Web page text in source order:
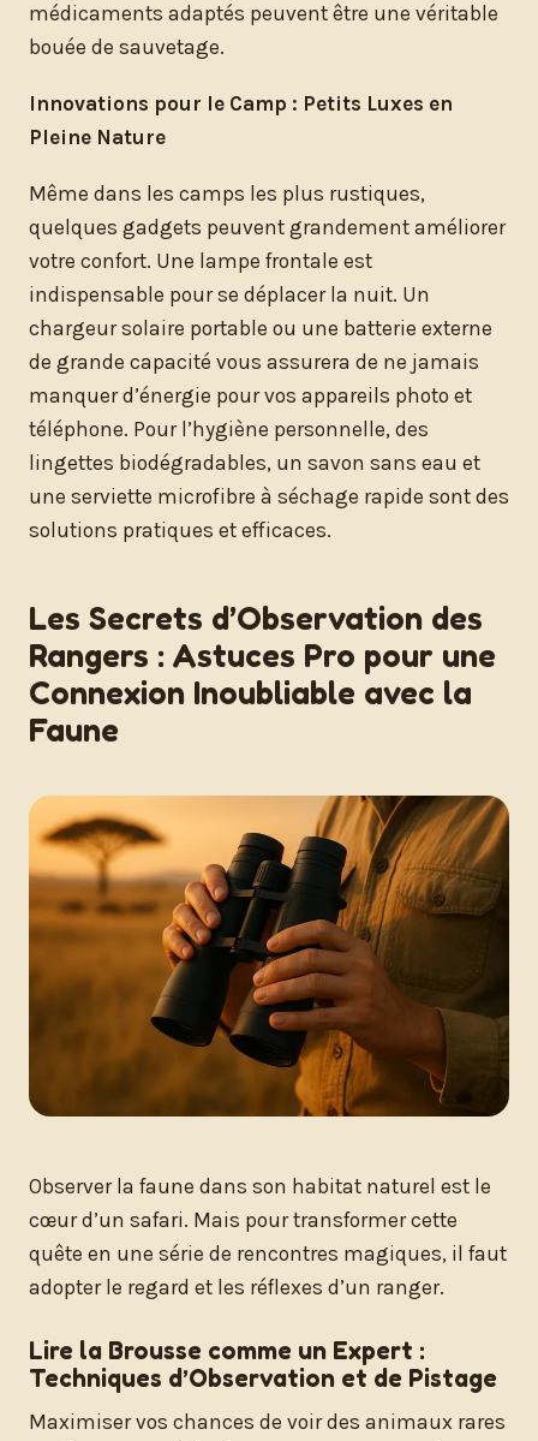
médicaments adaptés peuvent être une véritable
bouée de sauvetage.
Innovations pour le Camp : Petits Luxes en
Pleine Nature
Même dans les camps les plus rustiques,
quelques gadgets peuvent grandement améliorer
votre confort. Une lampe frontale est
indispensable pour se déplacer la nuit. Un
chargeur solaire portable ou une batterie externe
de grande capacité vous assurera de ne jamais
manquer d’énergie pour vos appareils photo et
téléphone. Pour l’hygiène personnelle, des
lingettes biodégradables, un savon sans eau et
une serviette microfibre à séchage rapide sont des
solutions pratiques et efficaces.
Les Secrets d’Observation des
Rangers : Astuces Pro pour une
Connexion Inoubliable avec la
Faune
Observer la faune dans son habitat naturel est le
cœur d’un safari. Mais pour transformer cette
quête en une série de rencontres magiques, il faut
adopter le regard et les réflexes d’un ranger.
Lire la Brousse comme un Expert :
Techniques d’Observation et de Pistage
Maximiser vos chances de voir des animaux rares